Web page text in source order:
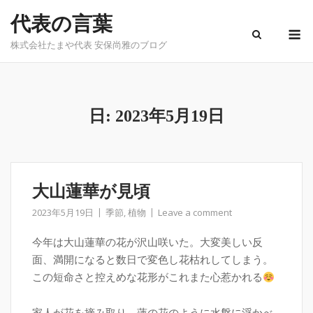
content
代表の言葉
株式会社たまや代表 安保尚雅のブログ
日: 2023年5月19日
大山蓮華が見頃
2023年5月19日 季節,植物 Leave a comment
今年は大山蓮華の花が沢山咲いた。大変美しい反
面、満開になると数日で変色し花枯れしてしまう。
この短命さと控えめな花形がこれまた心惹かれる